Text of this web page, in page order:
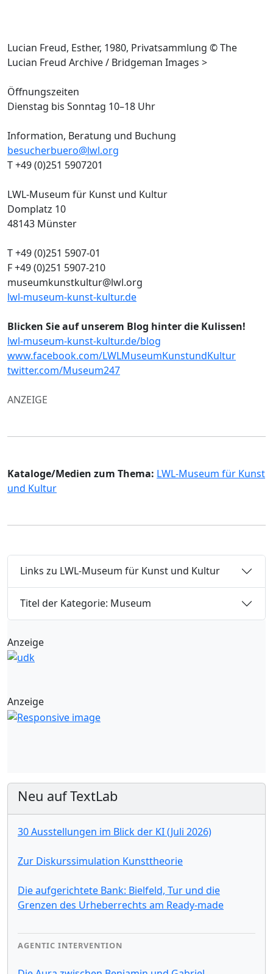
Lucian Freud, Esther, 1980, Privatsammlung © The
Lucian Freud Archive / Bridgeman Images >
Öffnungszeiten
Dienstag bis Sonntag 10–18 Uhr
Information, Beratung und Buchung
besucherbuero@lwl.org
T +49 (0)251 5907201
LWL-Museum für Kunst und Kultur
Domplatz 10
48143 Münster
T +49 (0)251 5907-01
F +49 (0)251 5907-210
museumkunstkultur@lwl.org
lwl-museum-kunst-kultur.de
Blicken Sie auf unserem Blog hinter die Kulissen!
lwl-museum-kunst-kultur.de/blog
www.facebook.com/LWLMuseumKunstundKultur
twitter.com/Museum247
ANZEIGE
Kataloge/Medien zum Thema: LWL-Museum für Kunst
und Kultur
Links zu LWL-Museum für Kunst und Kultur
Titel der Kategorie: Museum
Anzeige
Anzeige
Neu auf TextLab
30 Ausstellungen im Blick der KI (Juli 2026)
Zur Diskurssimulation Kunsttheorie
Die aufgerichtete Bank: Bielfeld, Tur und die
Grenzen des Urheberrechts am Ready-made
AGENTIC INTERVENTION